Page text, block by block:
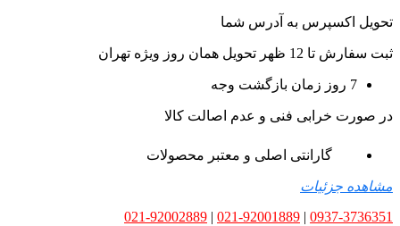
تحویل اکسپرس به آدرس شما
ثبت سفارش تا 12 ظهر تحویل همان روز ویژه تهران
7 روز زمان بازگشت وجه
در صورت خرابی فنی و عدم اصالت کالا
گارانتی اصلی و معتبر محصولات
مشاهده جزئیات
0937-3736351
|
021-92001889
|
021-92002889